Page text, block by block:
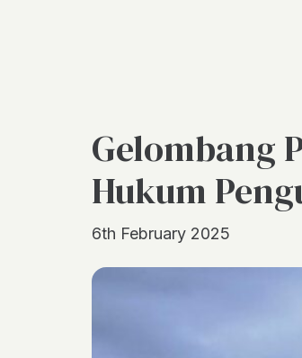
Gelombang
Hukum
6th February 2025